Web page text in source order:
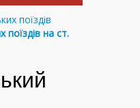
поїздів на ст.